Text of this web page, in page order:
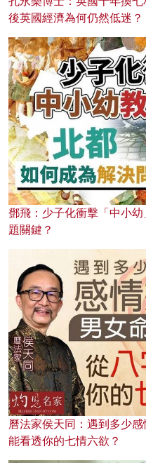
後英國經濟為何仍然低迷？
鄧飛：少子化衝擊「中小
題關鍵？
曆法家侯天同：遇到多少
能看透你的七情六欲？